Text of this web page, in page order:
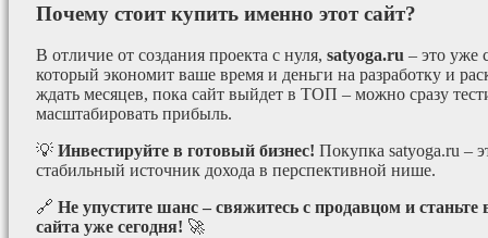
Почему стоит купить именно этот сайт?
В отличие от создания проекта с нуля, satyoga.ru – это уже
который экономит ваше время и деньги на разработку и
ждать месяцев, пока сайт выйдет в ТОП – можно сразу
масштабировать прибыль.
💡 Инвестируйте в готовый бизнес! Покупка satyoga.ru –
стабильный источник дохода в перспективной нише.
🔗 Не упустите шанс – свяжитесь с продавцом и
сайта уже сегодня! 🚀